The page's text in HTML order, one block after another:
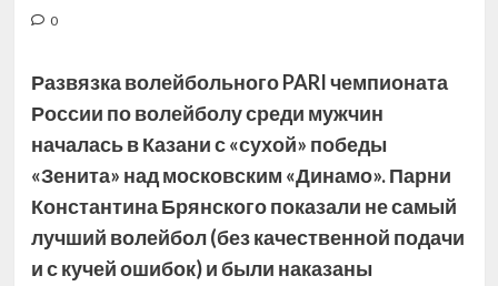
0
Развязка волейбольного PARI чемпионата
России по волейболу среди мужчин
началась в Казани с «сухой» победы
«Зенита» над московским «Динамо». Парни
Константина Брянского показали не самый
лучший волейбол (без качественной подачи
и с кучей ошибок) и были наказаны